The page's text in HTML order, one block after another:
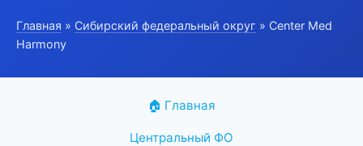
Главная » Сибирский федеральный округ » Center Med
Harmony
🏠 Главная
Центральный ФО